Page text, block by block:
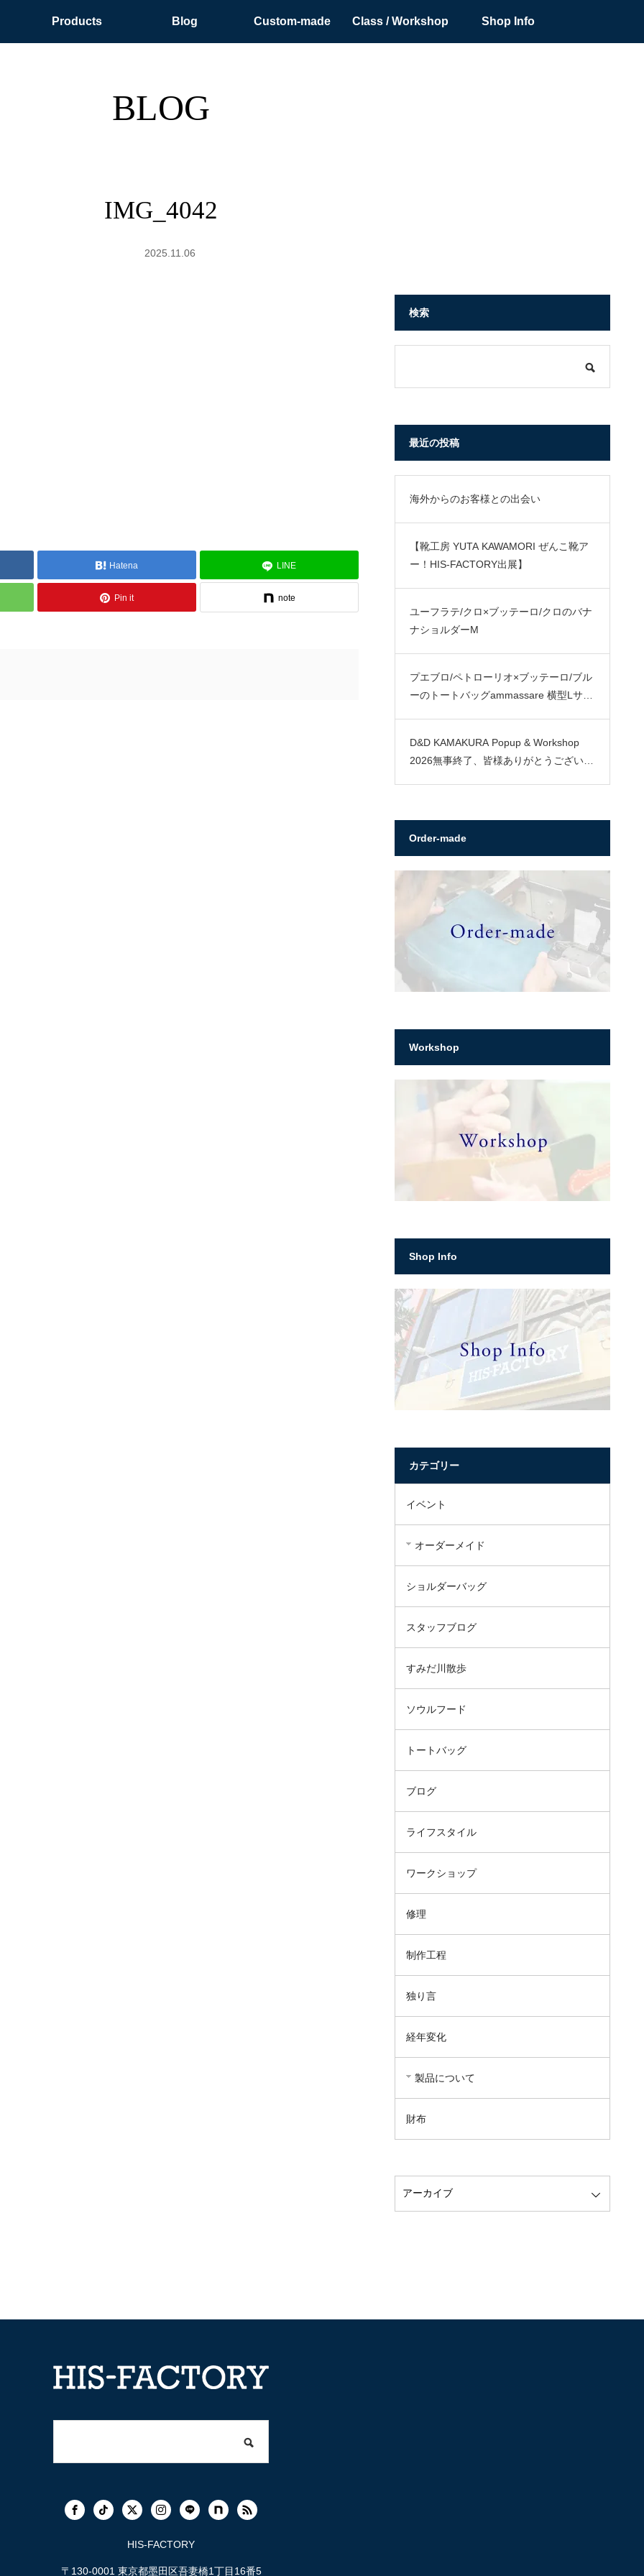
Products Blog Custom-made Class / Workshop Shop Info
BLOG
IMG_4042
2025.11.06
Hatena LINE
Pin it note
検索
最近の投稿
海外からのお客様との出会い
【靴工房 YUTA KAWAMORI ぜんこ靴ア
ー！HIS-FACTORY出展】
ユーフラテ/クロ×ブッテーロ/クロのバナ
ナショルダーM
プエブロ/ペトローリオ×ブッテーロ/ブル
ーのトートバッグammassare 横型Lサイ
D&D KAMAKURA Popup & Workshop
2026無事終了、皆様ありがとうございま
Order-made
Workshop
Shop Info
カテゴリー
イベント
オーダーメイド
ショルダーバッグ
スタッフブログ
すみだ川散歩
ソウルフード
トートバッグ
ブログ
ライフスタイル
ワークショップ
修理
制作工程
独り言
経年変化
製品について
財布
HIS-FACTORY
〒130-0001 東京都墨田区吾妻橋1丁目16番5